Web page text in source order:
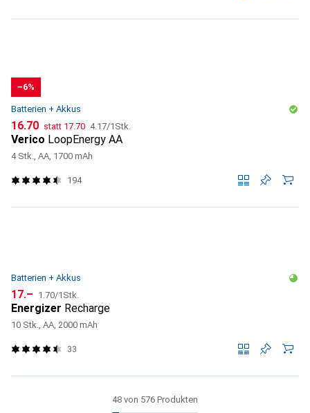
−6%
Batterien + Akkus
CHF
16.70 statt CHF
17.70 CHF
4.17/1Stk.
Verico LoopEnergy AA
4 Stk., AA, 1700 mAh
194
Batterien + Akkus
CHF
17.– CHF
1.70/1Stk.
Energizer Recharge
10 Stk., AA, 2000 mAh
33
48 von 576 Produkten